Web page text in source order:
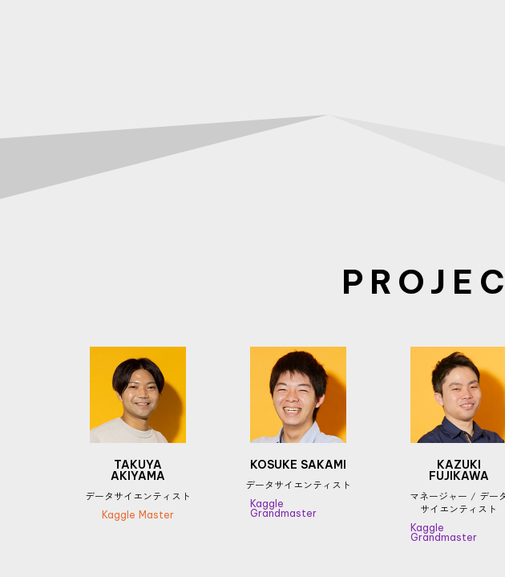
TAKUYA
AKIYAMA
データサイエンティスト
Kaggle Master
KOSUKE SAKAMI
データサイエンティスト
Kaggle
Grandmaster
KAZUKI
FUJIKAWA
マネージャー / デー
サイエンティスト
Kaggle
Grandmaster